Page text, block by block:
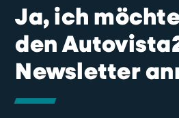
Ja, ich
den
Newsletter